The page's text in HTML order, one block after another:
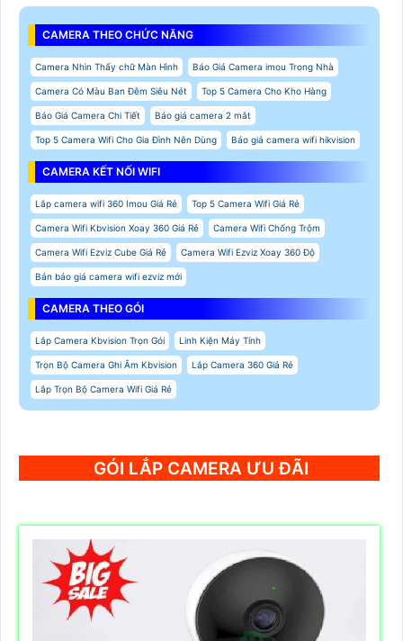
CAMERA THEO CHỨC NĂNG
Camera Nhìn Thấy chữ Màn Hình Báo Giá Camera imou Trong Nhà
Camera Có Màu Ban Đêm Siêu Nét Top 5 Camera Cho Kho Hàng
Báo Giá Camera Chi Tiết Báo giá camera 2 mắt
Top 5 Camera Wifi Cho Gia Đình Nên Dùng Báo giá camera wifi hikvision
CAMERA KẾT NỐI WIFI
Lắp camera wifi 360 Imou Giá Rẻ Top 5 Camera Wifi Giá Rẻ
Camera Wifi Kbvision Xoay 360 Giá Rẻ Camera Wifi Chống Trộm
Camera Wifi Ezviz Cube Giá Rẻ Camera Wifi Ezviz Xoay 360 Độ
Bản báo giá camera wifi ezviz mới
CAMERA THEO GÓI
Lắp Camera Kbvision Trọn Gói Linh Kiện Máy Tính
Trọn Bộ Camera Ghi Âm Kbvision Lắp Camera 360 Giá Rẻ
Lắp Trọn Bộ Camera Wifi Giá Rẻ
GÓI LẮP CAMERA ƯU ĐÃI